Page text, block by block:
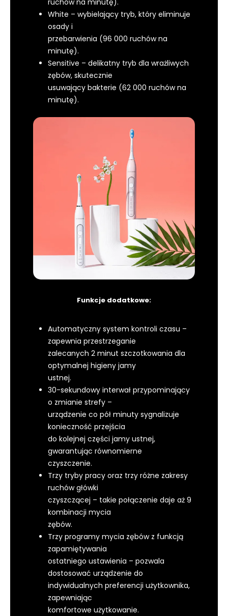
ruchów na minutę).
White – wybielający tryb, który eliminuje
osady i
przebarwienia (96 000 ruchów na
minutę).
Sensitive – delikatny tryb dla wrażliwych
zębów, skutecznie
usuwający bakterie (62 000 ruchów na
minutę).
Funkcje dodatkowe:
Automatyczny system kontroli czasu –
zapewnia przestrzeganie
zalecanych 2 minut szczotkowania dla
optymalnej higieny jamy
ustnej.
30-sekundowy interwał przypominający
o zmianie strefy –
urządzenie co pół minuty sygnalizuje
konieczność przejścia
do kolejnej części jamy ustnej,
gwarantując równomierne
czyszczenie.
Trzy tryby pracy oraz trzy różne zakresy
ruchów główki
czyszczącej – takie połączenie daje aż 9
kombinacji mycia
zębów.
Trzy programy mycia zębów z funkcją
zapamiętywania
ostatniego ustawienia – pozwala
dostosować urządzenie do
indywidualnych preferencji użytkownika,
zapewniając
komfortowe użytkowanie.